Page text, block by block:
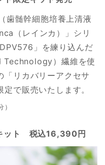
髄幹細胞培養上清液
（レインカ）」シリ
」を練り込んだ
）繊維を使
「リカバリーアクセサ
で販売いたします。
ット 税込16,390円